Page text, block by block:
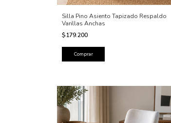
Silla Pino Asiento Tapizado Respaldo
Varillas Anchas
$179.200